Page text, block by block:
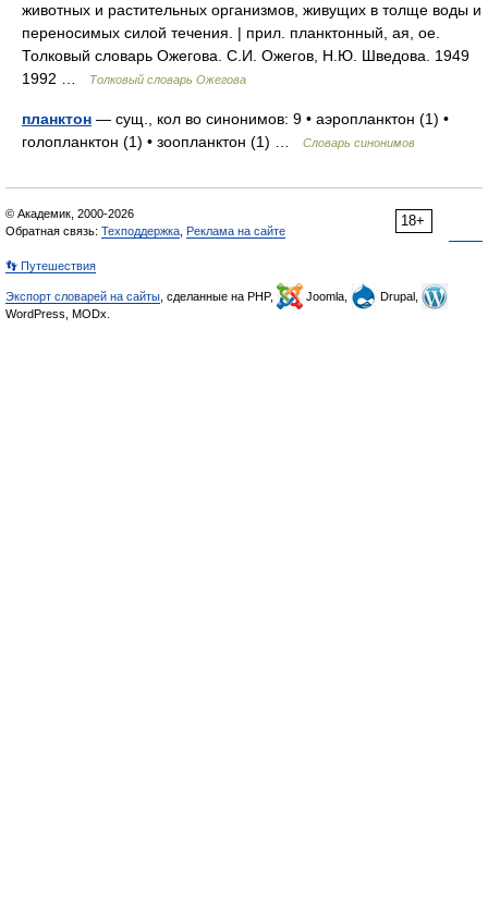
животных и растительных организмов, живущих в толще воды и
переносимых силой течения. | прил. планктонный, ая, ое.
Толковый словарь Ожегова. С.И. Ожегов, Н.Ю. Шведова. 1949
1992 …
Толковый словарь Ожегова
планктон — сущ., кол во синонимов: 9 • аэропланктон (1) •
голопланктон (1) • зоопланктон (1) …
Словарь синонимов
18+
© Академик, 2000-2026
Обратная связь: Техподдержка Реклама на сайте
👣 Путешествия
Экспорт словарей на сайты , сделанные на PHP, Joomla,
Drupal,
WordPress, MODx.